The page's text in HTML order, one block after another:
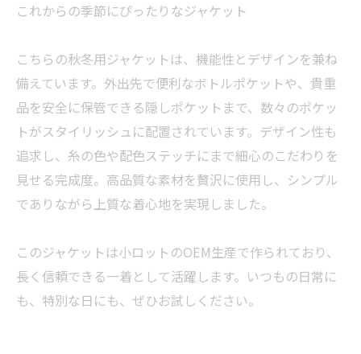
これからの季節にぴったりなジャケット
こちらの秋冬用ジャケットは、機能性とデザインを兼ね
備えています。外出先で便利なボトルポケットや、貴重
品を安全に保管できる隠しポケットまで、数々のポケッ
トがスタイリッシュに配置されています。デザイン性も
追求し、糸の色や配色ステッチにまで細心のこだわりを
見せる完成度。高品質な素材を贅沢に使用し、シンプル
でありながら上質な着心地を実現しました。
このジャケットは小ロットのOEM生産で作られており、
長く信頼できる一着として活躍します。いつもの日常に
も、特別な日にも、ぜひお試しください。